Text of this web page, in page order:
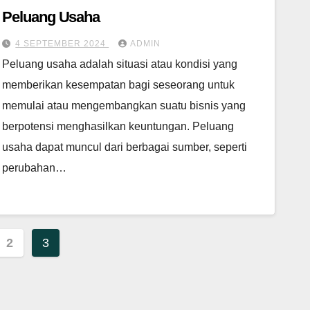
Peluang Usaha
4 SEPTEMBER 2024 ADMIN
Peluang usaha adalah situasi atau kondisi yang
memberikan kesempatan bagi seseorang untuk
memulai atau mengembangkan suatu bisnis yang
berpotensi menghasilkan keuntungan. Peluang
usaha dapat muncul dari berbagai sumber, seperti
perubahan…
2 3